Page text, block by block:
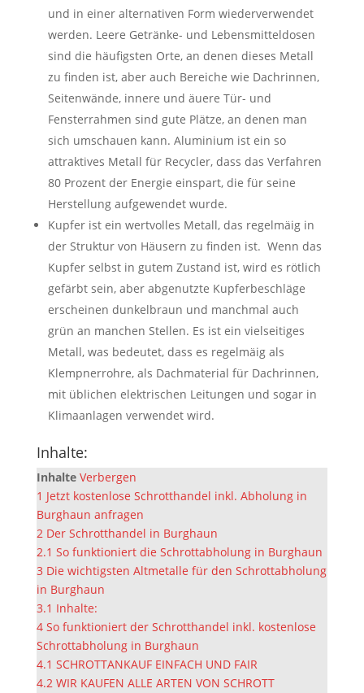
und in einer alternativen Form wiederverwendet
werden. Leere Getränke- und Lebensmitteldosen
sind die häufigsten Orte, an denen dieses Metall
zu finden ist, aber auch Bereiche wie Dachrinnen,
Seitenwände, innere und äuere Tür- und
Fensterrahmen sind gute Plätze, an denen man
sich umschauen kann. Aluminium ist ein so
attraktives Metall für Recycler, dass das Verfahren
80 Prozent der Energie einspart, die für seine
Herstellung aufgewendet wurde.
Kupfer ist ein wertvolles Metall, das regelmäig in
der Struktur von Häusern zu finden ist. Wenn das
Kupfer selbst in gutem Zustand ist, wird es rötlich
gefärbt sein, aber abgenutzte Kupferbeschläge
erscheinen dunkelbraun und manchmal auch
grün an manchen Stellen. Es ist ein vielseitiges
Metall, was bedeutet, dass es regelmäig als
Klempnerrohre, als Dachmaterial für Dachrinnen,
mit üblichen elektrischen Leitungen und sogar in
Klimaanlagen verwendet wird.
Inhalte:
Inhalte Verbergen
1 Jetzt kostenlose Schrotthandel inkl. Abholung in
Burghaun anfragen
2 Der Schrotthandel in Burghaun
2.1 So funktioniert die Schrottabholung in Burghaun
3 Die wichtigsten Altmetalle für den Schrottabholung
in Burghaun
3.1 Inhalte:
4 So funktioniert der Schrotthandel inkl. kostenlose
Schrottabholung in Burghaun
4.1 SCHROTTANKAUF EINFACH UND FAIR
4.2 WIR KAUFEN ALLE ARTEN VON SCHROTT